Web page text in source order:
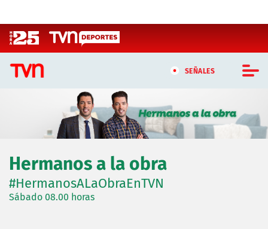
SEÑALES
CASTING MASTERCHEF CHILE
CASTING TVN VERTICAL
TVN VERTICAL
TVN PLAY
Hermanos a la obra
#HermanosALaObraEnTVN
Sábado 08.00 horas